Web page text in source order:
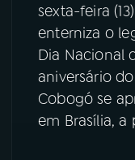
08FESTIVAL
ACOMPANHE A
YouTube
sexta-feira
enterniza o
Dia Nacional
aniversário
Cobogó se
em Brasília, a